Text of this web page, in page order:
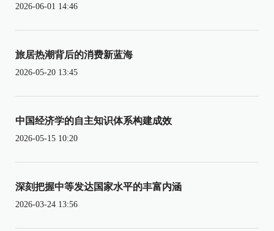
2026-06-01 14:46
旅居热潮背后的消费新蓝海
2026-05-20 13:45
中国经济学的自主知识体系构建成效
2026-05-15 10:20
深刻把握中等发达国家水平的丰富内涵
2026-03-24 13:56